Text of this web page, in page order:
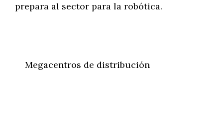
prepara al sector para la robótica.
Megacentros de distribución